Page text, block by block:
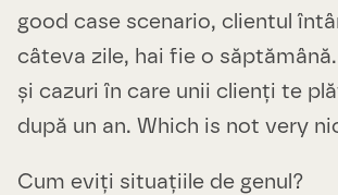
good case scenario, clientul
câteva zile, hai fie o
și cazuri în care unii clienți te
după un an. Which is not very
Cum eviți situațiile de genul?